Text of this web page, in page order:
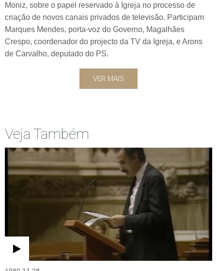
Moniz, sobre o papel reservado à Igreja no processo de
criação de novos canais privados de televisão. Participam
Marques Mendes, porta-voz do Governo, Magalhães
Crespo, coordenador do projecto da TV da Igreja, e Arons
de Carvalho, deputado do PS.
VER MAIS
Veja Também